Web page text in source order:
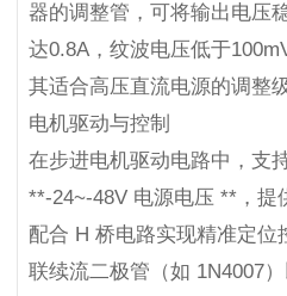
器的调整管，可将输出电压
达0.8A，纹波电压低于
其适合高压直流电源的调整级
电机驱动与控制
在步进电机驱动电路中，支
**-24~-48V 电源电压 **，提
配合 H 桥电路实现精准定位
联续流二极管（如 1N4007